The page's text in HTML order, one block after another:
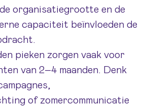
organisatiegrootte en de
capaciteit beïnvloeden de
pieken zorgen vaak voor
van 2–4 maanden. Denk
of zomercommunicatie